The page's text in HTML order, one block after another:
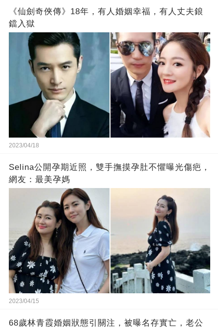
《仙劍奇俠傳》18年，有人婚姻幸福，有人丈夫鋃
鐺入獄
2023/04/18
Selina公開孕期近照，雙手撫摸孕肚不懼曝光傷疤，
網友：最美孕媽
2023/04/15
68歲林青霞婚姻狀態引關注，被曝名存實亡，老公